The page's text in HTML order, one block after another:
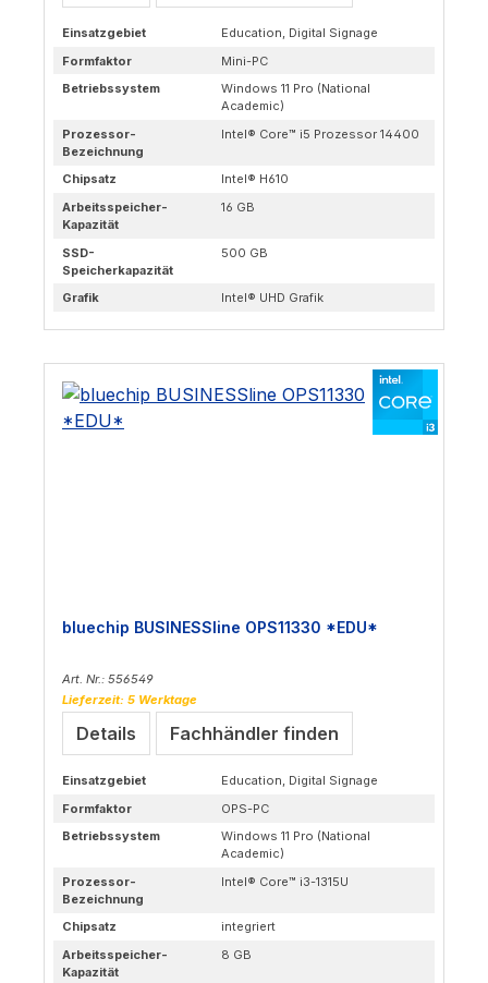
Einsatzgebiet
Education, Digital Signage
Formfaktor
Mini-PC
Betriebssystem
Windows 11 Pro (National
Academic)
Prozessor-
Bezeichnung
Intel® Core™ i5 Prozessor 14400
Chipsatz
Intel® H610
Arbeitsspeicher-
Kapazität
16 GB
SSD-
Speicherkapazität
500 GB
Grafik Intel® UHD Grafik
bluechip BUSINESSline OPS11330 *EDU*
Art. Nr.: 556549
Lieferzeit: 5 Werktage
Details Fachhändler finden
Einsatzgebiet
Education, Digital Signage
Formfaktor
OPS-PC
Betriebssystem
Windows 11 Pro (National
Academic)
Prozessor-
Bezeichnung
Intel® Core™ i3-1315U
Chipsatz
integriert
Arbeitsspeicher-
Kapazität
8 GB